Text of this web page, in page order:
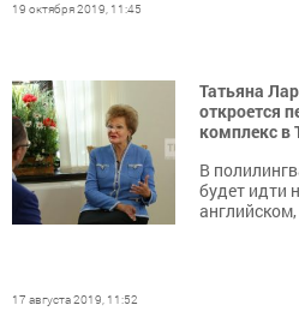
19 октября 2019, 11:45
Татьяна
откроется
комплекс в
В
будет идти
17 августа 2019, 11:52